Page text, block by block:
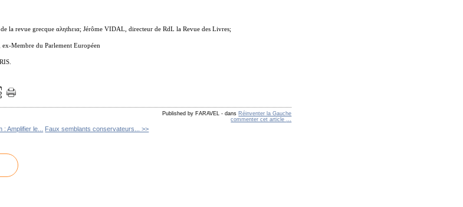
la revue grecque αληthεια; Jérôme VIDAL, directeur de RdL la Revue des Livres;
Membre du Parlement Européen
Published by FARAVEL - dans Réinventer la Gauche
commenter cet article
: Amplifier le... Faux semblants conservateurs... >>